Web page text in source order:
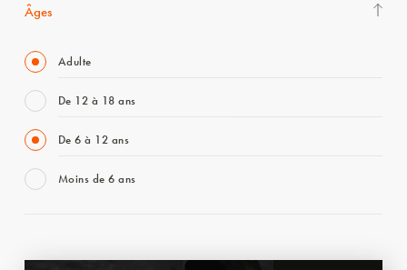
Âges
Adulte
De 12 à 18 ans
De 6 à 12 ans
Moins de 6 ans